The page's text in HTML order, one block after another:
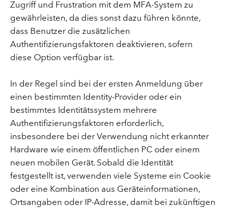
Zugriff und Frustration mit dem MFA-System zu
gewährleisten, da dies sonst dazu führen könnte,
dass Benutzer die zusätzlichen
Authentifizierungsfaktoren deaktivieren, sofern
diese Option verfügbar ist.
In der Regel sind bei der ersten Anmeldung über
einen bestimmten Identity-Provider oder ein
bestimmtes Identitätssystem mehrere
Authentifizierungsfaktoren erforderlich,
insbesondere bei der Verwendung nicht erkannter
Hardware wie einem öffentlichen PC oder einem
neuen mobilen Gerät. Sobald die Identität
festgestellt ist, verwenden viele Systeme ein Cookie
oder eine Kombination aus Geräteinformationen,
Ortsangaben oder IP-Adresse, damit bei zukünftigen